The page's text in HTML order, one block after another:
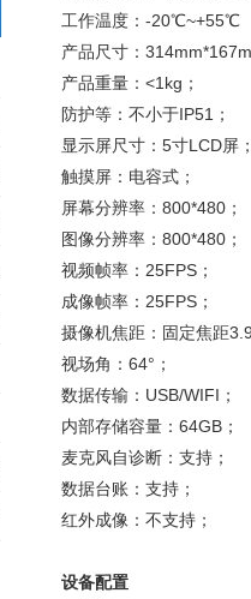
工作温度：-20℃~+55℃
产品尺寸：
产品重量：<1kg；
防护等：不小于IP51；
显示屏尺寸：5寸LCD屏
触摸屏：电容式；
屏幕分辨率：800*480；
图像分辨率：800*480；
视频帧率：25FPS；
成像帧率：25FPS；
摄像机焦距：固定焦距
视场角：64°；
数据传输：USB/WIFI；
内部存储容量：64GB；
麦克风自诊断：支持；
数据台账：支持；
红外成像：不支持；
设备配置